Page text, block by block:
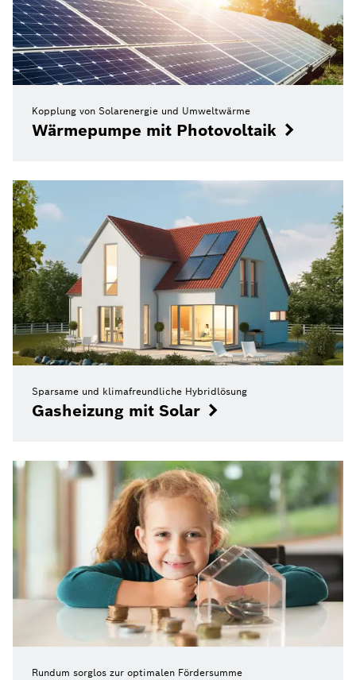
Kopplung von Solarenergie und Umweltwärme
Wärmepumpe mit Photovoltaik
Sparsame und klimafreundliche Hybridlösung
Gasheizung mit Solar
Rundum sorglos zur optimalen Fördersumme